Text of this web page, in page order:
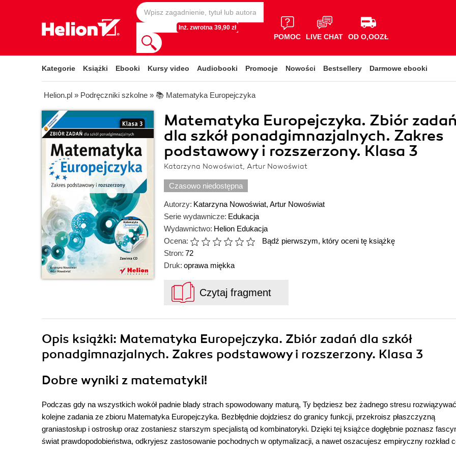
Inż. zwrotna 39,90 zł
POMOC LIVE CHAT OD O,OOZŁ
Kategorie Książki Ebooki Kursy video Audiobooki Promocje Nowości Bestsellery Darmowe ebooki
Helion.pl » Podręczniki szkolne » 📚 Matematyka Europejczyka
Matematyka Europejczyka. Zbiór
dla szkół ponadgimnazjalnych. Zakres
podstawowy i rozszerzony. Klasa 3
Katarzyna Nowoświat, Artur Nowoświat
Czasowo niedostępna
Autorzy: Katarzyna Nowoświat, Artur Nowoświat
Serie wydawnicze: Edukacja
Wydawnictwo: Helion Edukacja
Ocena:
Bądź pierwszym, który oceni tę książkę
Stron: 72
Druk: oprawa miękka
Czytaj fragment
Opis książki: Matematyka Europejczyka. Zbiór zadań dla szkół
ponadgimnazjalnych. Zakres podstawowy i rozszerzony. Klasa 3
Dobre wyniki z matematyki!
Podczas gdy na wszystkich wokół padnie blady strach spowodowany maturą, Ty będziesz bez żadnego stresu rozwiązywać
kolejne zadania ze zbioru Matematyka Europejczyka. Bezbłędnie dojdziesz do granicy funkcji, przekroisz płaszczyzną
graniastosłup i ostrosłup oraz zostaniesz starszym specjalistą od kombinatoryki. Dzięki tej książce dogłębnie poznasz
świat prawdopodobieństwa, odkryjesz zastosowanie pochodnych w optymalizacji, a nawet oszacujesz empiryczny rozkład